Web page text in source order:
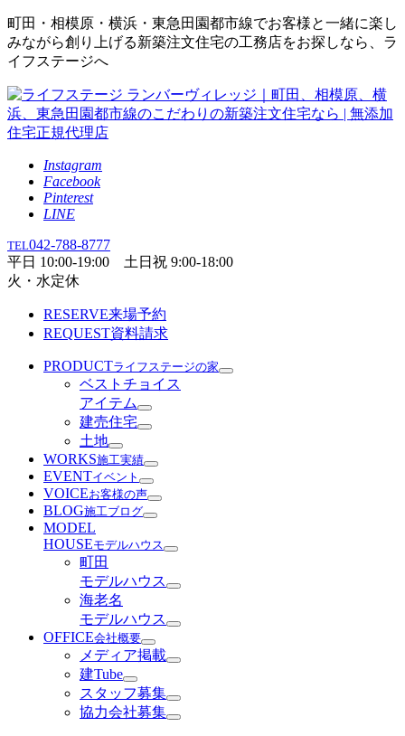
町田・相模原・横浜・東急田園都市線でお客様と一緒に楽し
みながら創り上げる新築注文住宅の工務店をお探しなら、ラ
イフステージへ
Instagram
Facebook
Pinterest
LINE
TEL042-788-8777
平日 10:00-19:00 土日祝 9:00-18:00
火・水定休
RESERVE来場予約
REQUEST資料請求
PRODUCTライフステージの家
ベストチョイス
アイテム
建売住宅
土地
WORKS施工実績
EVENTイベント
VOICEお客様の声
BLOG施工ブログ
MODEL
HOUSEモデルハウス
町田
モデルハウス
海老名
モデルハウス
OFFICE会社概要
メディア掲載
建Tube
スタッフ募集
協力会社募集